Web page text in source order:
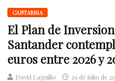
CANTABRIA
El Plan de
Santander
euros entre 2026 y
David Laguillo 29 de julio de